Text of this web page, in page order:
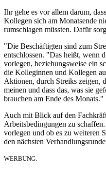
Ihr gehe es vor allem darum,
Kollegen sich am Monatsende
rumschlagen müssten. Dafür
"Die Beschäftigten sind zum
entschlossen. "Das heißt, wenn
vorlegen, beziehungsweise ein
die Kolleginnen und Kollegen
Aktionen, durch Streiks zeigen,
meinen und dass das, was sie
brauchen am Ende des Monats."
Auch mit Blick auf den
Arbeitsbedingungen zu
vorlegen und ob es zu weiteren
den nächsten
WERBUNG: